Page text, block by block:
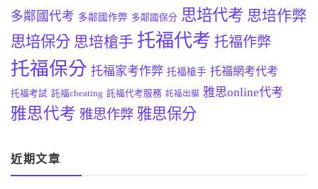
多鄰國代考 多鄰國作弊 多鄰國保分 思培代考 思培作弊
思培保分 思培槍手 托福代考 托福作弊
托福保分 托福家考作弊 托福槍手 托福網考代考
托福考試 託福cheating 託福代考服務 託福出貓 雅思online代考
雅思代考 雅思作弊 雅思保分
近期文章